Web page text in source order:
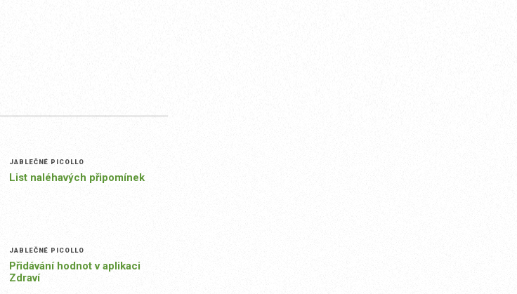
JABLEČNÉ PICOLLO
List naléhavých připomínek
JABLEČNÉ PICOLLO
Přidávání hodnot v aplikaci
Zdraví